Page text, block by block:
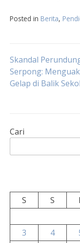
Posted in Berita,
Navigasi
pos
Skandal
Serpong:
Gelap di Balik
Cari
S
S
3
4